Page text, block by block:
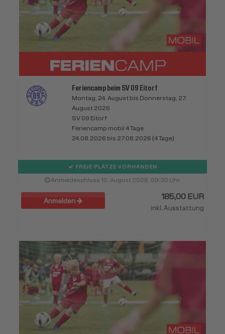
Feriencamp beim SV 09 Eitorf
Montag, 24. August bis Donnerstag, 27.
August 2026
SV 09 Eitorf
Feriencamp mobil 4 Tage
24.08.2026 bis 27.08.2026 (4 Tage)
FREIE PLÄTZE VORHANDEN
Anmeldeschluss 10. August 2026, 09:30 Uhr
Anmelden 185,00 EUR
inkl. Ausstattung